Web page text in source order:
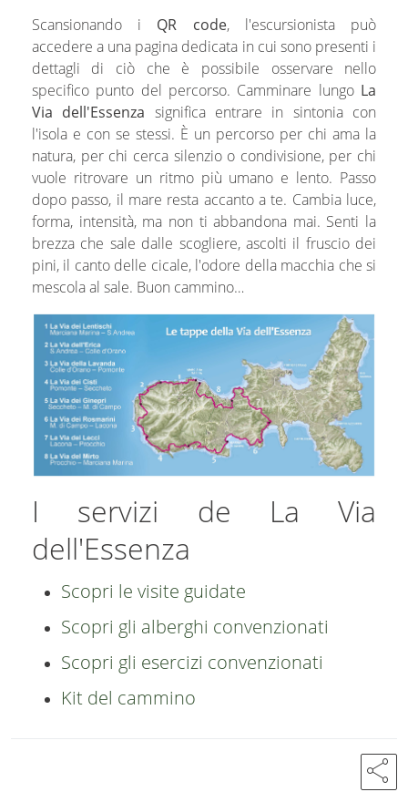
Scansionando i QR code, l'escursionista può
accedere a una pagina dedicata in cui sono presenti i
dettagli di ciò che è possibile osservare nello
specifico punto del percorso. Camminare lungo La
Via dell'Essenza significa entrare in sintonia con
l'isola e con se stessi. È un percorso per chi ama la
natura, per chi cerca silenzio o condivisione, per chi
vuole ritrovare un ritmo più umano e lento. Passo
dopo passo, il mare resta accanto a te. Cambia luce,
forma, intensità, ma non ti abbandona mai. Senti la
brezza che sale dalle scogliere, ascolti il fruscio dei
pini, il canto delle cicale, l'odore della macchia che si
mescola al sale. Buon cammino…
I servizi de La Via
dell'Essenza
Scopri le visite guidate
Scopri gli alberghi convenzionati
Scopri gli esercizi convenzionati
Kit del cammino
share